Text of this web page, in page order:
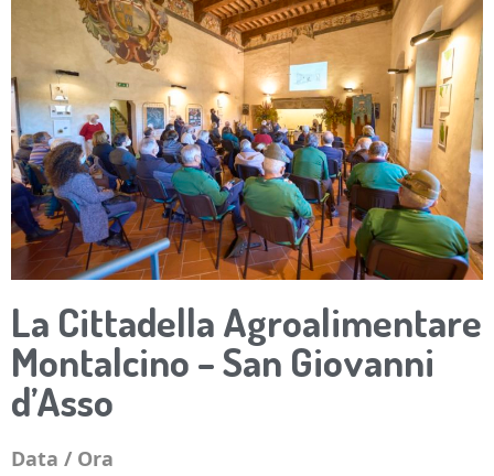
La Cittadella Agroalimentare
Montalcino – San Giovanni
d’Asso
Data / Ora